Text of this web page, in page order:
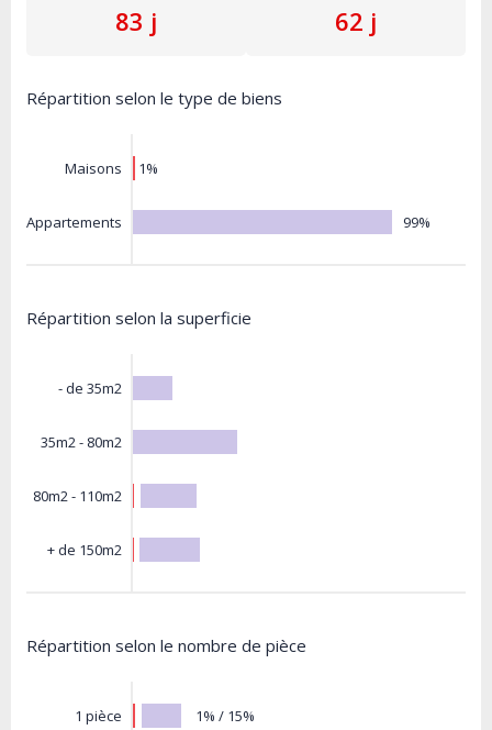
83 j 62 j
Répartition selon le type de biens
Maisons
Appartements
1%
99%
Répartition selon la superficie
- de 35m2
35m2 - 80m2
80m2 - 110m2
+ de 150m2
Répartition selon le nombre de pièce
1 pièce 1% / 15%